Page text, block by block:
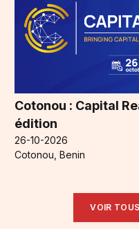
Cotonou : Capital
édition
26-10-2026
Cotonou, Benin
VOIR